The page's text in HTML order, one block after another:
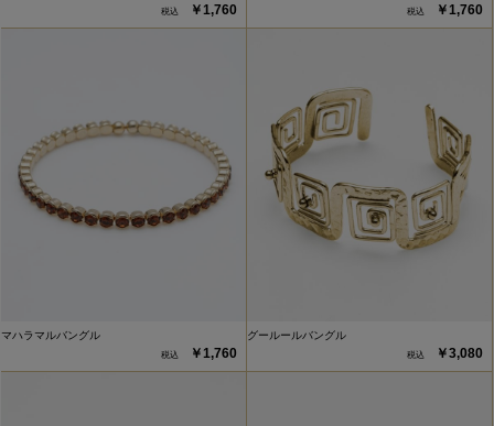
￥1,760 ￥1,760
マハラマルバングル
￥1,760
グールールバングル
￥3,080